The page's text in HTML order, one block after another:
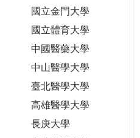
國立金門大學
國立體育大學
中國醫藥大學
中山醫學大學
臺北醫學大學
高雄醫學大學
長庚大學